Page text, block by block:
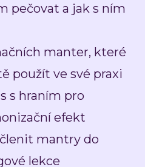
pečovat a jak s ním
manter, které
použít ve své praxi
s hraním pro
efekt
mantry do
lekce